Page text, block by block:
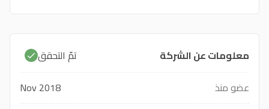
معلومات عن الشركة
تمّ التحقق
عضو منذ
Nov 2018